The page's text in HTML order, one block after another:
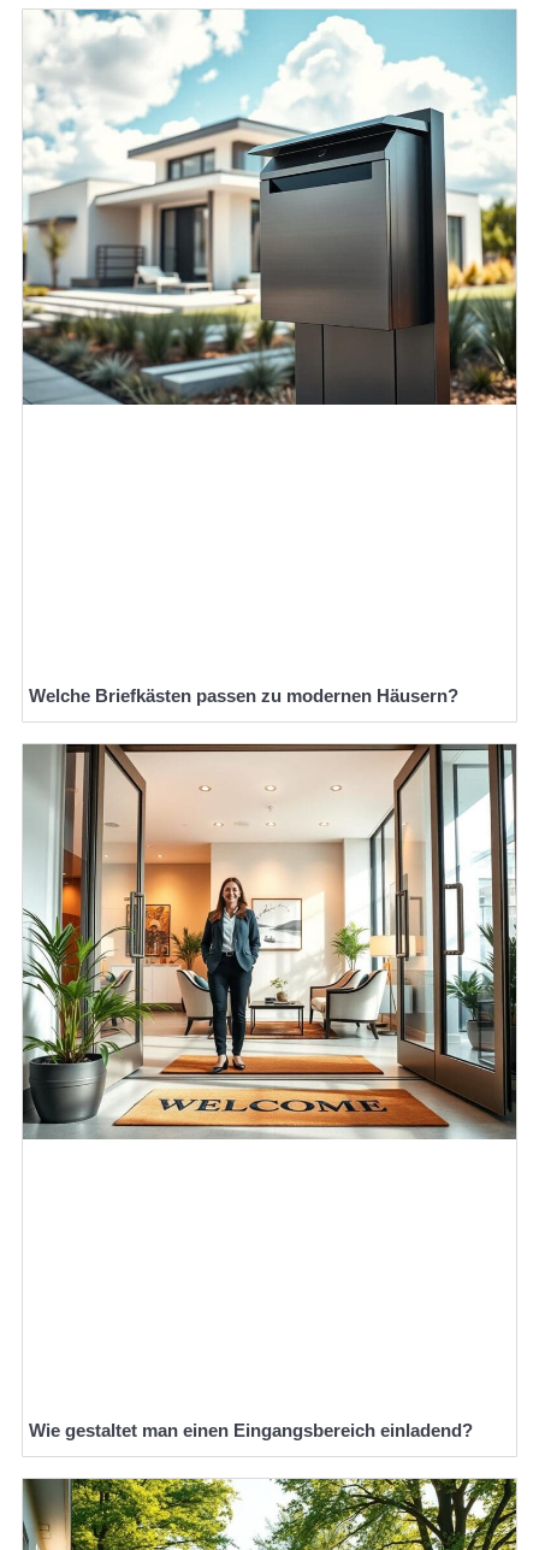
Welche Briefkästen passen zu modernen Häusern?
Wie gestaltet man einen Eingangsbereich einladend?